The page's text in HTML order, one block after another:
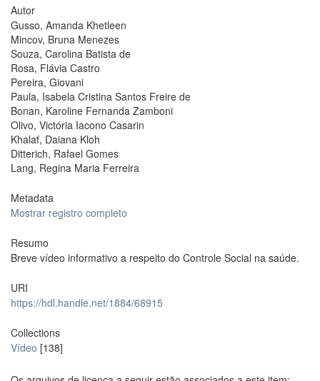
Autor
Gusso, Amanda Khetleen
Mincov, Bruna Menezes
Souza, Carolina Batista de
Rosa, Flávia Castro
Pereira, Giovani
Paula, Isabela Cristina Santos Freire de
Bonan, Karoline Fernanda Zamboni
Olivo, Victória Iacono Casarin
Khalaf, Daiana Kloh
Ditterich, Rafael Gomes
Lang, Regina Maria Ferreira
Metadata
Mostrar registro completo
Resumo
Breve vídeo informativo a respeito do Controle Social na saúde.
URI
https://hdl.handle.net/1884/68915
Collections
Vídeo [138]